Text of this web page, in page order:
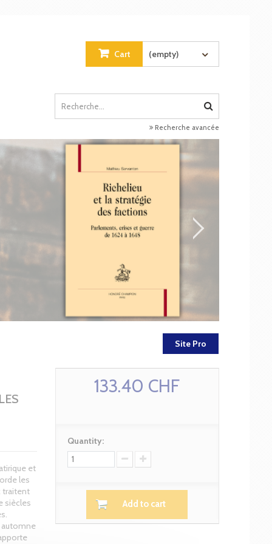
Cart (empty)
Recherche avancée
Site Pro
et
les
traitent
siècles
automne
133.40 CHF
Quantity:
Add to cart